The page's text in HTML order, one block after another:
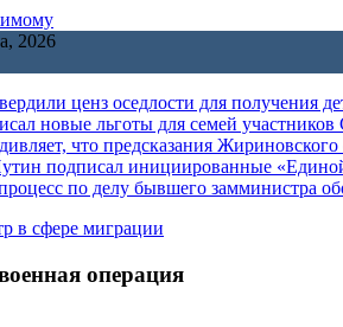
2026
ценз оседлости для получения
новые льготы для семей
что предсказания
подписал инициированные
по делу бывшего замминистра
операция